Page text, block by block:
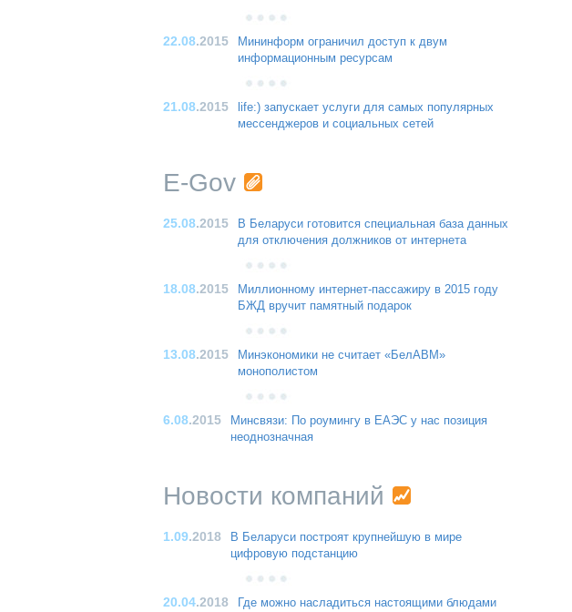
22.08.2015
Мининформ ограничил доступ к двум
информационным ресурсам
21.08.2015
life:) запускает услуги для самых популярных
мессенджеров и социальных сетей
E-Gov
25.08.2015
В Беларуси готовится специальная база данных
для отключения должников от интернета
18.08.2015
Миллионному интернет-пассажиру в 2015 году
БЖД вручит памятный подарок
13.08.2015
Минэкономики не считает «БелАВМ»
монополистом
6.08.2015
Минсвязи: По роумингу в ЕАЭС у нас позиция
неоднозначная
Новости компаний
1.09.2018
В Беларуси построят крупнейшую в мире
цифровую подстанцию
20.04.2018
Где можно насладиться настоящими блюдами